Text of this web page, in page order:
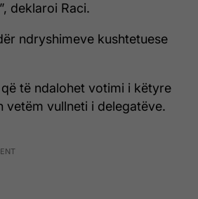
deklaroi Raci.
ndryshimeve kushtetuese
të ndalohet votimi i këtyre
vetëm vullneti i delegatëve.